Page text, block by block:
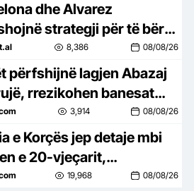
dhe Alvarez
strategji për të bërë
transferimin e bujshëm.
luhet në dy drejtime
8,386 08/08/26
përfshijnë lagjen Abazaj
rrezikohen banesat
ndërhyrje nga
ajri
3,914 08/08/26
mbi
e 20-vjeçarit,
tre të rinj të
19,968 08/08/26